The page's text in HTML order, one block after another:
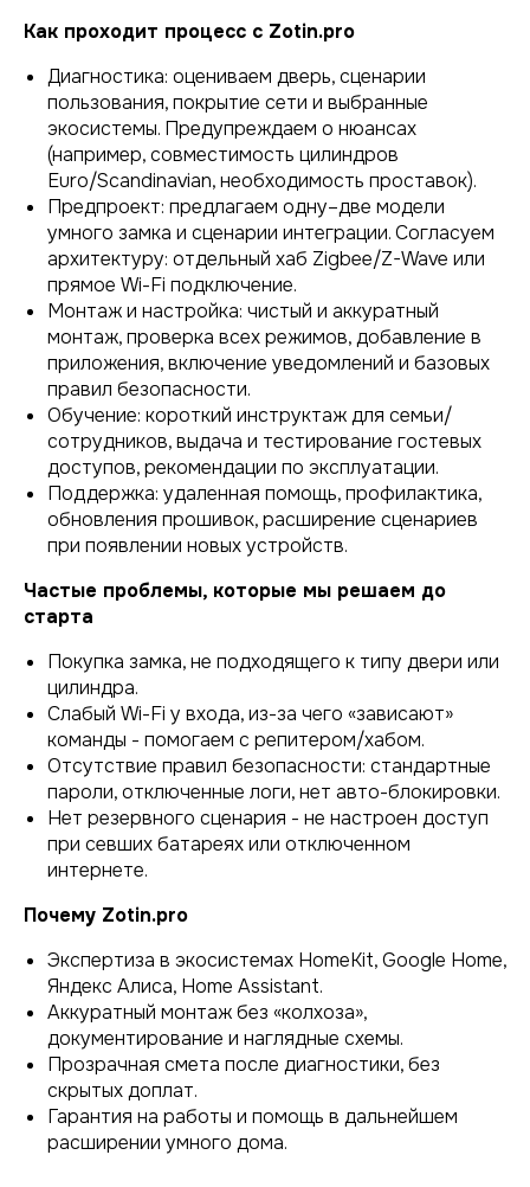
Как проходит процесс с Zotin.pro
Диагностика: оцениваем дверь, сценарии
пользования, покрытие сети и выбранные
экосистемы. Предупреждаем о нюансах
(например, совместимость цилиндров
Euro/Scandinavian, необходимость проставок).
Предпроект: предлагаем одну–две модели
умного замка и сценарии интеграции. Согласуем
архитектуру: отдельный хаб Zigbee/Z-Wave или
прямое Wi-Fi подключение.
Монтаж и настройка: чистый и аккуратный
монтаж, проверка всех режимов, добавление в
приложения, включение уведомлений и базовых
правил безопасности.
Обучение: короткий инструктаж для семьи/
сотрудников, выдача и тестирование гостевых
доступов, рекомендации по эксплуатации.
Поддержка: удаленная помощь, профилактика,
обновления прошивок, расширение сценариев
при появлении новых устройств.
Частые проблемы, которые мы решаем до
старта
Покупка замка, не подходящего к типу двери или
цилиндра.
Слабый Wi-Fi у входа, из-за чего «зависают»
команды - помогаем с репитером/хабом.
Отсутствие правил безопасности: стандартные
пароли, отключенные логи, нет авто-блокировки.
Нет резервного сценария - не настроен доступ
при севших батареях или отключенном
интернете.
Почему Zotin.pro
Экспертиза в экосистемах HomeKit, Google Home,
Яндекс Алиса, Home Assistant.
Аккуратный монтаж без «колхоза»,
документирование и наглядные схемы.
Прозрачная смета после диагностики, без
скрытых доплат.
Гарантия на работы и помощь в дальнейшем
расширении умного дома.